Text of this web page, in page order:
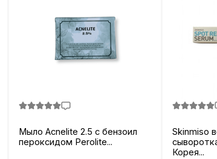
Мыло Acnelite 2.5 с бензоил
пероксидом Perolite...
Skinmiso
Корея...